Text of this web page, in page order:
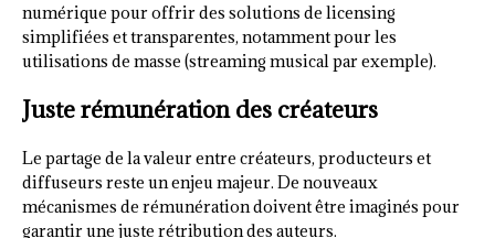
numérique pour offrir des solutions de licensing
simplifiées et transparentes, notamment pour les
utilisations de masse (streaming musical par exemple).
Juste rémunération des créateurs
Le partage de la valeur entre créateurs, producteurs et
diffuseurs reste un enjeu majeur. De nouveaux
mécanismes de rémunération doivent être imaginés pour
garantir une juste rétribution des auteurs.